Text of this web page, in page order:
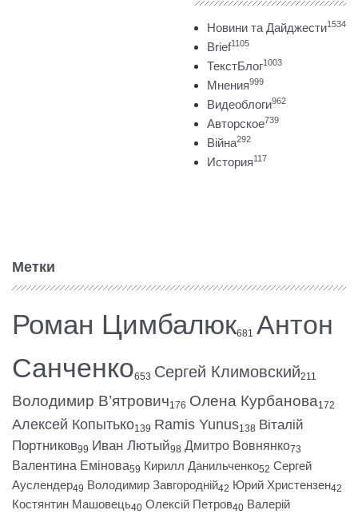
Новини та Дайджести1534
Brief1105
ТекстБлог1003
Мнения999
Видеоблоги962
Авторское739
Війна292
История117
Метки
Роман Цимбалюк681 Антон
Санченко653 Сергей Климовский211
Володимир В’ятрович176 Олена Курбанова172
Алексей Копытько139 Ramis Yunus138 Віталій
Портников99 Иван Лютый98 Дмитро Вовнянко73
Валентина Емінова59 Кирилл Данильченко52 Сергей
Ауслендер49 Володимир Завгородній42 Юрий Христензен42
Костянтин Машовець40 Олексій Петров40 Валерій